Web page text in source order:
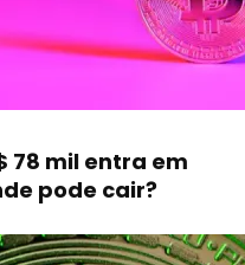
78 mil entra em
pode cair?